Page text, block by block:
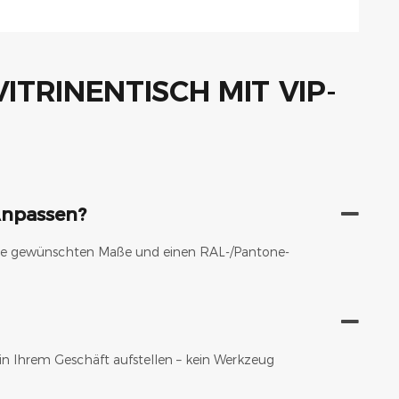
gewünschten Maße und einen RAL-/Pantone-
Ihrem Geschäft aufstellen – kein Werkzeug